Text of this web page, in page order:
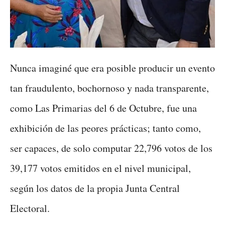
Nunca imaginé que era posible producir un evento
tan fraudulento, bochornoso y nada transparente,
como Las Primarias del 6 de Octubre, fue una
exhibición de las peores prácticas; tanto como,
ser capaces, de solo computar 22,796 votos de los
39,177 votos emitidos en el nivel municipal,
según los datos de la propia Junta Central
Electoral.